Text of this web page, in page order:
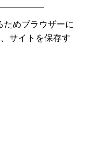
ためブラウザーに
サイトを保存す